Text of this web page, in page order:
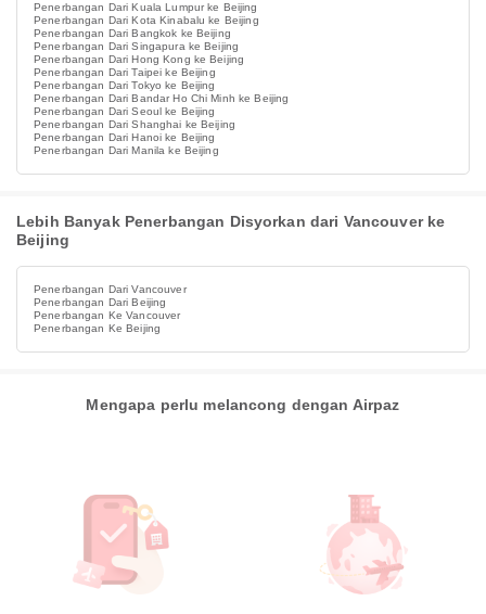
Penerbangan Dari Kuala Lumpur ke Beijing
Penerbangan Dari Kota Kinabalu ke Beijing
Penerbangan Dari Bangkok ke Beijing
Penerbangan Dari Singapura ke Beijing
Penerbangan Dari Hong Kong ke Beijing
Penerbangan Dari Taipei ke Beijing
Penerbangan Dari Tokyo ke Beijing
Penerbangan Dari Bandar Ho Chi Minh ke Beijing
Penerbangan Dari Seoul ke Beijing
Penerbangan Dari Shanghai ke Beijing
Penerbangan Dari Hanoi ke Beijing
Penerbangan Dari Manila ke Beijing
Lebih Banyak Penerbangan Disyorkan dari Vancouver ke
Beijing
Penerbangan Dari Vancouver
Penerbangan Dari Beijing
Penerbangan Ke Vancouver
Penerbangan Ke Beijing
Mengapa perlu melancong dengan Airpaz